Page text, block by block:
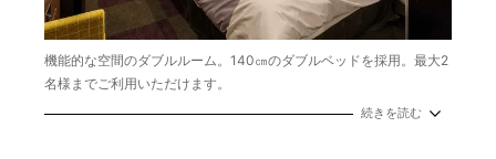
機能的な空間のダブルルーム。140㎝のダブルベッドを採用。最大2
名様までご利用いただけます。
続きを読む